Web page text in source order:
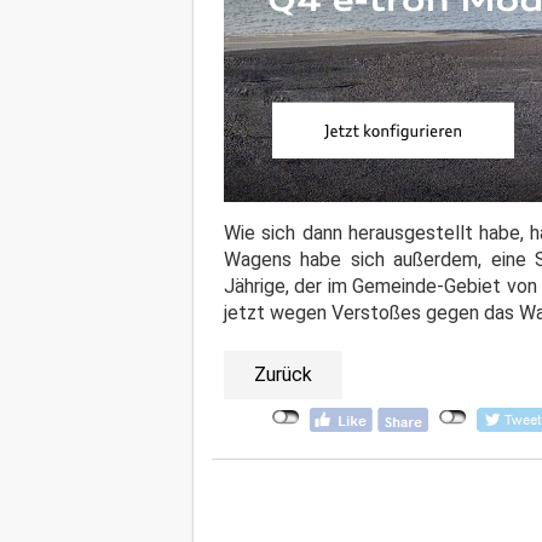
Wie sich dann herausgestellt habe,
Wagens habe sich außerdem,
Jährige, der im Gemeinde-Gebiet
jetzt wegen Verstoßes gegen das
Zurück